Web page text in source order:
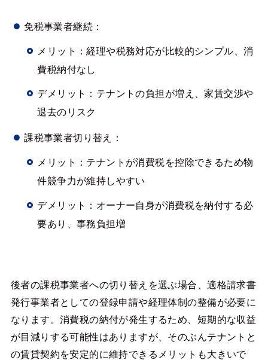
免税事業者継続：
メリット：経理や税務対応が比較的シンプル、消
費税納付なし
デメリット：テナントの負担が増え、家賃交渉や
退去のリスク
課税事業者切り替え：
メリット：テナントが消費税を控除できるため物
件競争力が維持しやすい
デメリット：オーナー自身が消費税を納付する必
要あり、事務負担増
後者の課税事業者への切り替えを選ぶ場合、適格請求書
発行事業者としての登録申請や経理体制の整備が必要に
なります。消費税の納付が発生するため、短期的な収益
が目減りする可能性はありますが、そのぶんテナントと
の賃貸契約を安定的に維持できるメリットも大きいで